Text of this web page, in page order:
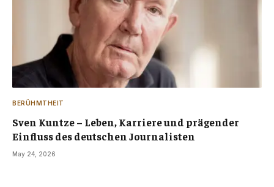
BERÜHMTHEIT
Sven Kuntze – Leben, Karriere und prägender
Einfluss des deutschen Journalisten
May 24, 2026